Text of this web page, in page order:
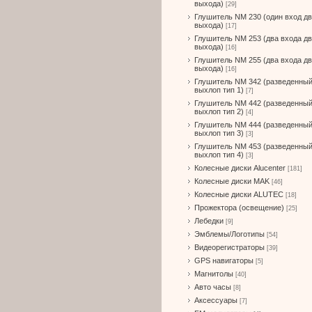
выхода) [29]
Глушитель NM 230 (один вход
выхода) [17]
Глушитель NM 253 (два входа
выхода) [16]
Глушитель NM 255 (два входа
выхода) [16]
Глушитель NM 342 (разведенный
выхлоп тип 1) [7]
Глушитель NM 442 (разведенный
выхлоп тип 2) [4]
Глушитель NM 444 (разведенный
выхлоп тип 3) [3]
Глушитель NM 453 (разведенный
выхлоп тип 4) [3]
Колесные диски Alucenter [181]
Колесные диски MAK [46]
Колесные диски ALUTEC [18]
Прожектора (освещение) [25]
Лебедки [9]
Эмблемы/Логотипы [54]
Видеорегистраторы [39]
GPS навигаторы [5]
Магнитолы [40]
Авто часы [8]
Аксессуары [7]